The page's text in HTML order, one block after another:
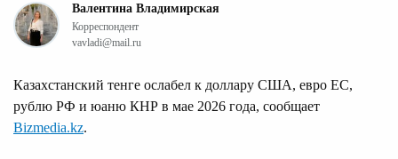
Валентина Владимирская
Корреспондент
vavladi@mail.ru
Казахстанский тенге ослабел к доллару США, евро ЕС,
рублю РФ и юаню КНР в мае 2026 года, сообщает
Bizmedia.kz.